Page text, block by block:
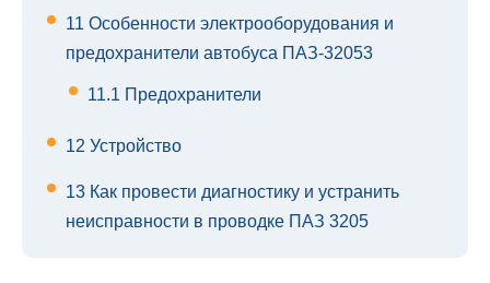
11 Особенности электрооборудования и
предохранители автобуса ПАЗ-32053
11.1 Предохранители
12 Устройство
13 Как провести диагностику и устранить
неисправности в проводке ПАЗ 3205